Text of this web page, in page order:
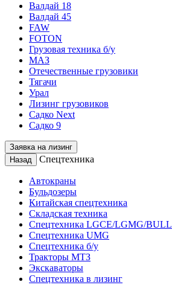
Валдай 18
Валдай 45
FAW
FOTON
Грузовая техника б/у
МАЗ
Отечественные грузовики
Тягачи
Урал
Лизинг грузовиков
Садко Next
Садко 9
Заявка на лизинг
Назад
Спецтехника
Автокраны
Бульдозеры
Китайская спецтехника
Складская техника
Спецтехника LGCE/LGMG/BULL
Спецтехника UMG
Спецтехника б/у
Тракторы МТЗ
Экскаваторы
Спецтехника в лизинг